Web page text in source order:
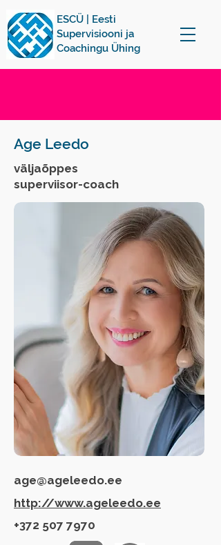
ESCÜ | Eesti
Supervisiooni ja
Coachingu Ühing
Age Leedo
väljaõppes
superviisor-coach
age@ageleedo.ee
http://www.ageleedo.ee
+372 507 7970